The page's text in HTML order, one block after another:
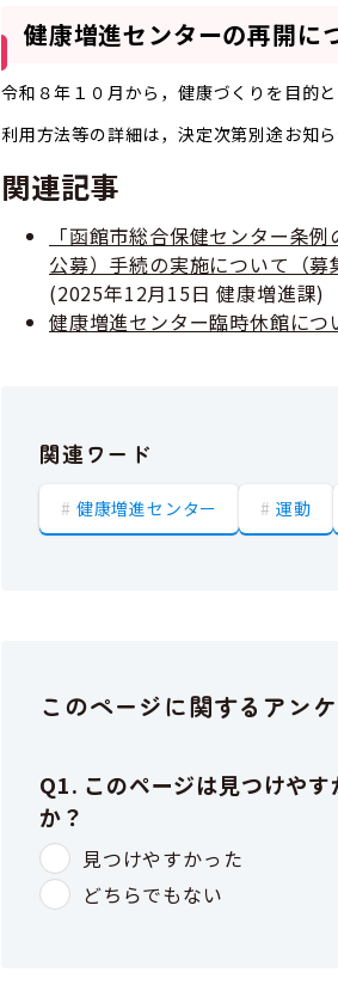
健康増進センターの再開に
令和８年１０月から，健康づくりを目的
利用方法等の詳細は，決定次第別途お知ら
関連記事
「函館市総合保健センター条
公募）手続の実施について（
(2025年12月15日 健康増進課)
健康増進センター臨時休館につ
関連ワード
健康増進センター 運動
このページに関するアン